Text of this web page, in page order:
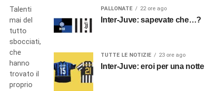
Talenti
mai del
tutto
sbocciati,
che
hanno
trovato il
proprio
PALLONATE 22 ore ago
Inter-Juve: sapevate che…?
TUTTE LE NOTIZIE 23 ore ago
Inter-Juve: eroi per una notte